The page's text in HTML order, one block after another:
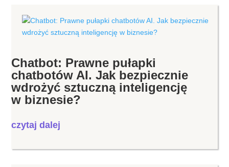
Chatbot: Prawne pułapki
chatbotów AI. Jak bezpiecznie
wdrożyć sztuczną inteligencję
w biznesie?
czytaj dalej